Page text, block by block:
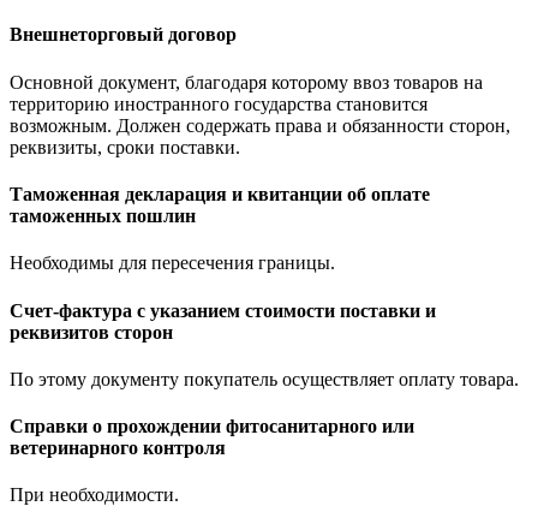
Внешнеторговый договор
Основной документ, благодаря которому ввоз товаров на
территорию иностранного государства становится
возможным. Должен содержать права и обязанности сторон,
реквизиты, сроки поставки.
Таможенная декларация и квитанции об оплате
таможенных пошлин
Необходимы для пересечения границы.
Счет-фактура с указанием стоимости поставки и
реквизитов сторон
По этому документу покупатель осуществляет оплату товара.
Справки о прохождении фитосанитарного или
ветеринарного контроля
При необходимости.